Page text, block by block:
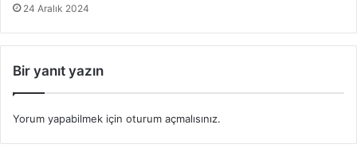
24 Aralık 2024
Bir yanıt yazın
Yorum yapabilmek için oturum açmalısınız.